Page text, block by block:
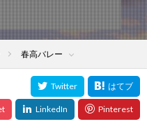
春高バレー